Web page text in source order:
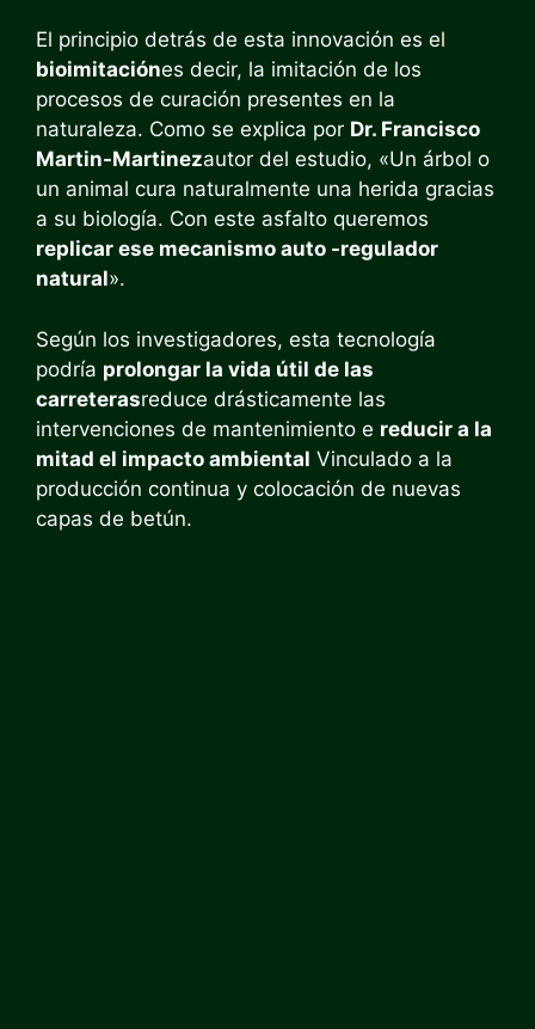
El principio detrás de esta innovación es el
bioimitaciónes decir, la imitación de los
procesos de curación presentes en la
naturaleza. Como se explica por Dr. Francisco
Martin-Martinezautor del estudio, «Un árbol o
un animal cura naturalmente una herida gracias
a su biología. Con este asfalto queremos
replicar ese mecanismo auto -regulador
natural».
Según los investigadores, esta tecnología
podría prolongar la vida útil de las
carreterasreduce drásticamente las
intervenciones de mantenimiento e reducir a la
mitad el impacto ambiental Vinculado a la
producción continua y colocación de nuevas
capas de betún.